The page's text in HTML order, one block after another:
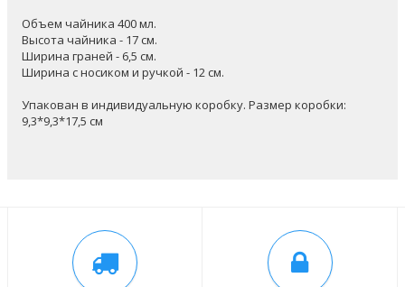
Объем чайника 400 мл.
Высота чайника - 17 см.
Ширина граней - 6,5 см.
Ширина с носиком и ручкой - 12 см.
Упакован в индивидуальную коробку. Размер коробки:
9,3*9,3*17,5 см